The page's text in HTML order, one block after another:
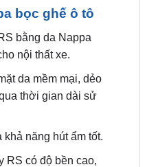
nội thất xe.
da mềm mại, dẻo
thời gian dài sử
năng hút ẩm tốt.
xước.